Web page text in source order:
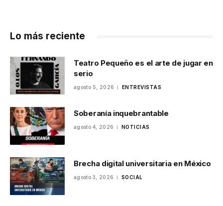
Lo más reciente
Teatro Pequeño es el arte de jugar en
serio
agosto 5, 2026 ENTREVISTAS
Soberanía inquebrantable
agosto 4, 2026 NOTICIAS
Brecha digital universitaria en México
agosto 3, 2026 SOCIAL